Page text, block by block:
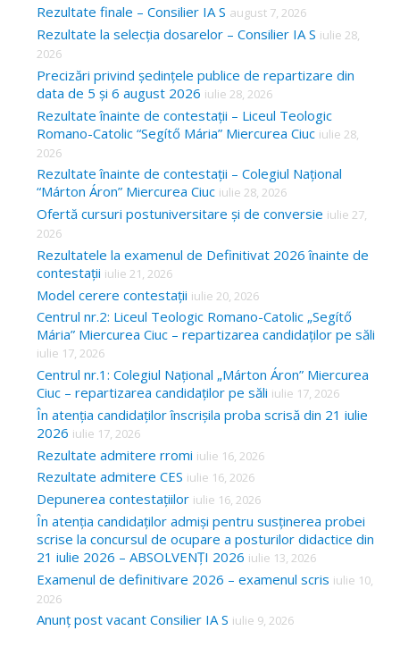
Rezultate finale – Consilier IA S august 7, 2026
Rezultate la selecția dosarelor – Consilier IA S iulie 28,
2026
Precizări privind ședințele publice de repartizare din
data de 5 și 6 august 2026 iulie 28, 2026
Rezultate înainte de contestații – Liceul Teologic
Romano-Catolic “Segítő Mária” Miercurea Ciuc iulie 28,
2026
Rezultate înainte de contestații – Colegiul Național
“Márton Áron” Miercurea Ciuc iulie 28, 2026
Ofertă cursuri postuniversitare și de conversie iulie 27,
2026
Rezultatele la examenul de Definitivat 2026 înainte de
contestații iulie 21, 2026
Model cerere contestații iulie 20, 2026
Centrul nr.2: Liceul Teologic Romano-Catolic „Segítő
Mária” Miercurea Ciuc – repartizarea candidaților pe săli
iulie 17, 2026
Centrul nr.1: Colegiul Național „Márton Áron” Miercurea
Ciuc – repartizarea candidaților pe săli iulie 17, 2026
În atenția candidaților înscrișila proba scrisă din 21 iulie
2026 iulie 17, 2026
Rezultate admitere rromi iulie 16, 2026
Rezultate admitere CES iulie 16, 2026
Depunerea contestațiilor iulie 16, 2026
În atenția candidaților admiși pentru susținerea probei
scrise la concursul de ocupare a posturilor didactice din
21 iulie 2026 – ABSOLVENȚI 2026 iulie 13, 2026
Examenul de definitivare 2026 – examenul scris iulie 10,
2026
Anunț post vacant Consilier IA S iulie 9, 2026